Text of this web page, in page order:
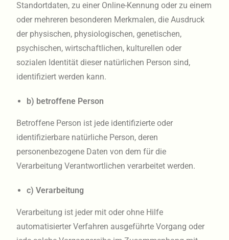
Standortdaten, zu einer Online-Kennung oder zu einem
oder mehreren besonderen Merkmalen, die Ausdruck
der physischen, physiologischen, genetischen,
psychischen, wirtschaftlichen, kulturellen oder
sozialen Identität dieser natürlichen Person sind,
identifiziert werden kann.
b) betroffene Person
Betroffene Person ist jede identifizierte oder
identifizierbare natürliche Person, deren
personenbezogene Daten von dem für die
Verarbeitung Verantwortlichen verarbeitet werden.
c) Verarbeitung
Verarbeitung ist jeder mit oder ohne Hilfe
automatisierter Verfahren ausgeführte Vorgang oder